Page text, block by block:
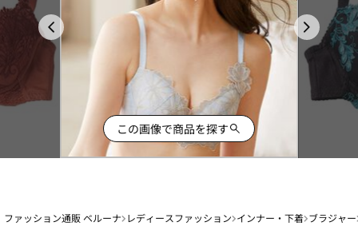
この画像で商品を探す
ファッション通販 ベルーナ レディースファッション インナー・下着 ブラジャー